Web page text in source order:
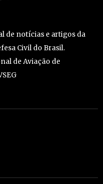
de notícias e artigos da
Civil do Brasil.
de Aviação de